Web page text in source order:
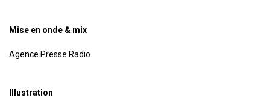
Mise en onde & mix
Agence Presse Radio
Illustration